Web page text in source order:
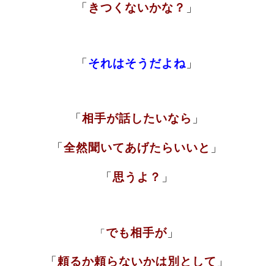
「 きつくないかな？ 」
「それはそうだよね 」
「 相手が話したいなら 」
「 全然聞いてあげたらいいと 」
「 思うよ？ 」
「 でも相手が」
「 頼るか頼らないかは別として 」